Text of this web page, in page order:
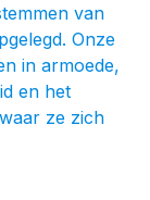
van
Onze
in armoede,
en het
ze zich